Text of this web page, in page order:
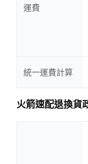
運費
統一運費計算
火箭速配退換貨